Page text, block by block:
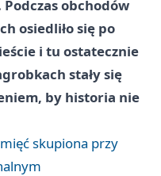
obchodów
osiedliło się po
i tu ostatecznie
stały się
by historia nie
skupiona przy